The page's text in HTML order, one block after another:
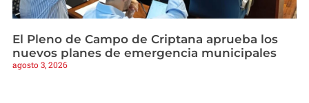
El Pleno de Campo de Criptana aprueba los
nuevos planes de emergencia municipales
agosto 3, 2026